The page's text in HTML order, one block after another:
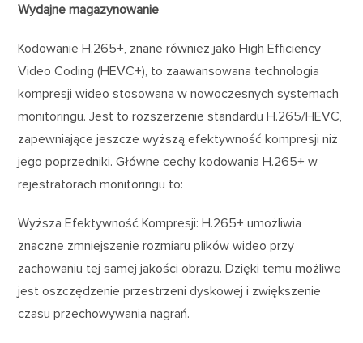
Wydajne magazynowanie
Kodowanie H.265+, znane również jako High Efficiency
Video Coding (HEVC+), to zaawansowana technologia
kompresji wideo stosowana w nowoczesnych systemach
monitoringu. Jest to rozszerzenie standardu H.265/HEVC,
zapewniające jeszcze wyższą efektywność kompresji niż
jego poprzedniki. Główne cechy kodowania H.265+ w
rejestratorach monitoringu to:
Wyższa Efektywność Kompresji: H.265+ umożliwia
znaczne zmniejszenie rozmiaru plików wideo przy
zachowaniu tej samej jakości obrazu. Dzięki temu możliwe
jest oszczędzenie przestrzeni dyskowej i zwiększenie
czasu przechowywania nagrań.